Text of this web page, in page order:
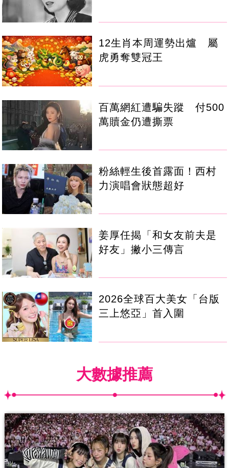
12生肖本周運勢出爐 屬
虎勇奪雙冠王
百萬網紅遭騙失蹤 付500
萬贖金仍遭撕票
粉絲輕生後首露面！西村
力演唱會狀態超好
姜厚任揭「和女友前夫是
好友」撇小三傳言
2026全球百大美女「台版
三上悠亞」首入圍
大數據推薦